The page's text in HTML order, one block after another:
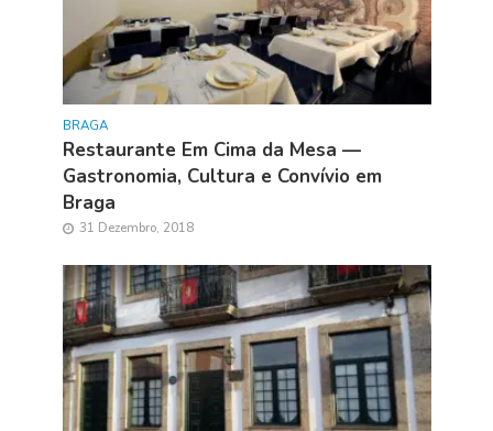
BRAGA
Restaurante Em Cima da Mesa —
Gastronomia, Cultura e Convívio em
Braga
31 Dezembro, 2018